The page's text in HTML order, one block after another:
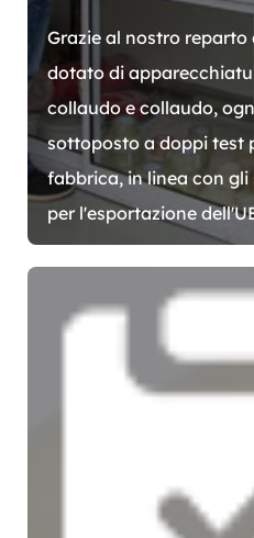
Grazie al nostro
dotato di
collaudo e collaudo,
sottoposto a doppi test
fabbrica, in linea con
per l'esportazione